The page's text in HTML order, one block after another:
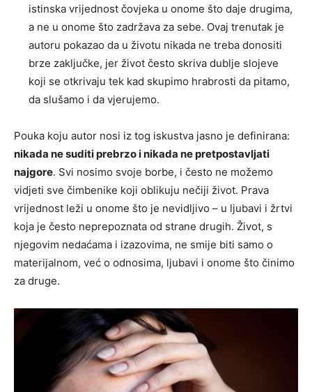
istinska vrijednost čovjeka u onome što daje drugima,
a ne u onome što zadržava za sebe. Ovaj trenutak je
autoru pokazao da u životu nikada ne treba donositi
brze zaključke, jer život često skriva dublje slojeve
koji se otkrivaju tek kad skupimo hrabrosti da pitamo,
da slušamo i da vjerujemo.
Pouka koju autor nosi iz tog iskustva jasno je definirana:
nikada ne suditi prebrzo i nikada ne pretpostavljati
najgore. Svi nosimo svoje borbe, i često ne možemo
vidjeti sve čimbenike koji oblikuju nečiji život. Prava
vrijednost leži u onome što je nevidljivo – u ljubavi i žrtvi
koja je često neprepoznata od strane drugih. Život, s
njegovim nedaćama i izazovima, ne smije biti samo o
materijalnom, već o odnosima, ljubavi i onome što činimo
za druge.